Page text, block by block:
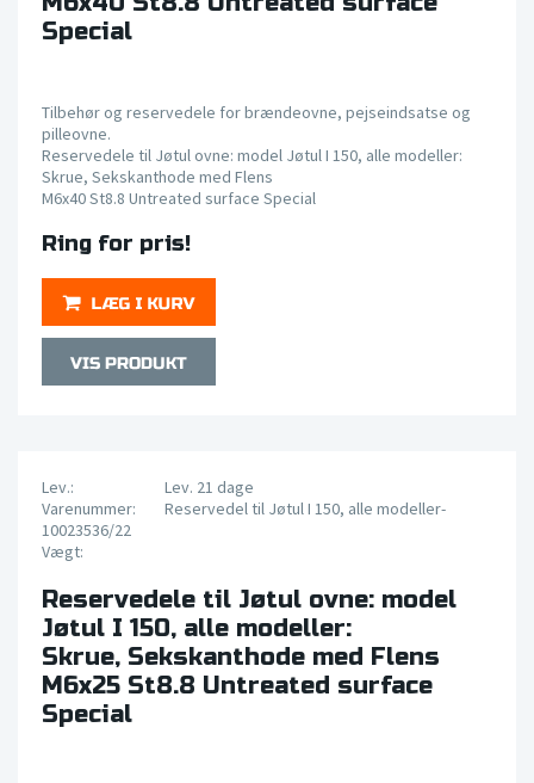
Special
Tilbehør og reservedele for brændeovne, pejseindsatse og
pilleovne.
Reservedele til Jøtul ovne: model Jøtul I 150, alle modeller:
Skrue, Sekskanthode med Flens
M6x40 St8.8 Untreated surface Special
Ring for pris!
Lev.:
Lev. 21 dage
Varenummer:
Reservedel til Jøtul I 150, alle modeller-
10023536/22
Vægt:
Reservedele til Jøtul ovne: model
Jøtul I 150, alle modeller:
Skrue, Sekskanthode med Flens
M6x25 St8.8 Untreated surface
Special